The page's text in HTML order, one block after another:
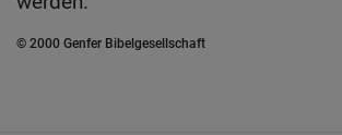
© 2000 Genfer Bibelgesellschaft